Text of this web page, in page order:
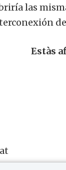
las
Estàs